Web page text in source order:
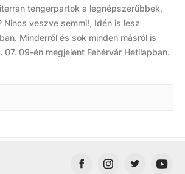
tengerpartok a legnépszerűbbek,
Nincs veszve semmi!, Idén is lesz
Minderről és sok minden másról is
09-én megjelent Fehérvár Hetilapban.